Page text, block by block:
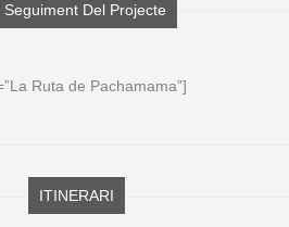
Seguiment Del Projecte
Ruta de Pachamama”]
ITINERARI